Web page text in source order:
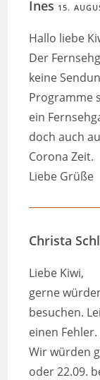
Ines 15.
Hallo liebe
Der
keine
Programme
ein
doch auch
Corona Zeit.
Liebe Grüße
Christa
Liebe Kiwi,
gerne
besuchen.
einen Fehler.
Wir würden
oder 22.09.